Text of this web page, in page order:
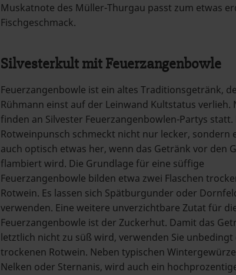
Muskatnote des Müller-Thurgau passt zum etwas
Fischgeschmack.
Silvesterkult mit Feuerzangenbowle
Feuerzangenbowle ist ein altes Traditionsgetränk,
Rühmann einst auf der Leinwand Kultstatus verlieh.
finden an Silvester Feuerzangenbowlen-Partys statt.
Rotweinpunsch schmeckt nicht nur lecker, sondern
auch optisch etwas her, wenn das Getränk vor den
flambiert wird. Die Grundlage für eine süffige
Feuerzangenbowle bilden etwa zwei Flaschen
Rotwein. Es lassen sich Spätburgunder oder
verwenden. Eine weitere unverzichtbare Zutat für
Feuerzangenbowle ist der Zuckerhut. Damit das
letztlich nicht zu süß wird, verwenden Sie unbedingt
trockenen Rotwein. Neben typischen
Nelken oder Sternanis, wird auch ein